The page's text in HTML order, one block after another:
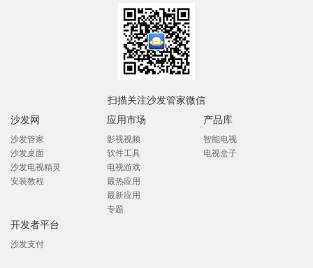
扫描关注沙发管家微信
沙发网
沙发管家
沙发桌面
沙发电视精灵
安装教程
应用市场
影视视频
软件工具
电视游戏
最热应用
最新应用
专题
产品库
智能电视
电视盒子
开发者平台
沙发支付